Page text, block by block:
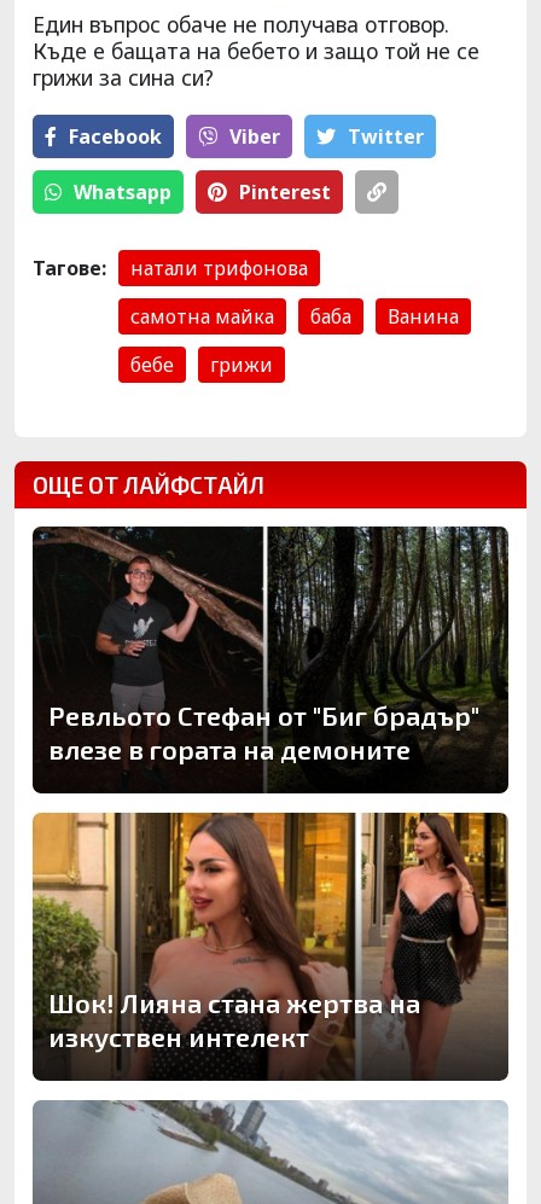
Един въпрос обаче не получава отговор.
Къде е бащата на бебето и защо той не се
грижи за сина си?
Facebook Viber Тwitter
Whatsapp Pinterest
Тагове:
натали трифонова
самотна майка
баба
Ванина
бебе
грижи
ОЩЕ ОТ ЛАЙФСТАЙЛ
Ревльото Стефан от "Биг брадър"
влезе в гората на демоните
Шок! Лияна стана жертва на
изкуствен интелект